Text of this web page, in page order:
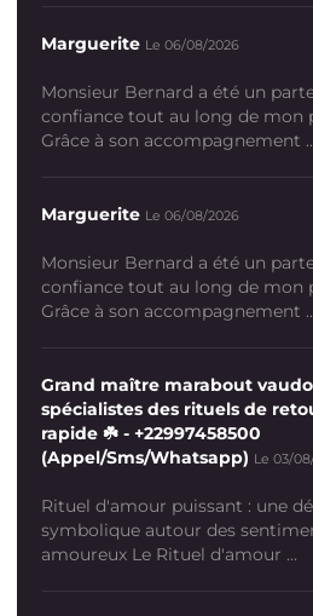
Marguerite Le 06/08/2026
Monsieur Bernard a été un
confiance tout au long de mon
Grâce à son accompagnement
Marguerite Le 06/08/2026
Monsieur Bernard a été un
confiance tout au long de mon
Grâce à son accompagnement
Grand maître marabout
spécialistes des rituels de
rapide ☘️ - +22997458500
(Appel/Sms/Whatsapp) Le 03/
Rituel d'amour puissant : une
symbolique autour des
amoureux Le Rituel d'amour ...